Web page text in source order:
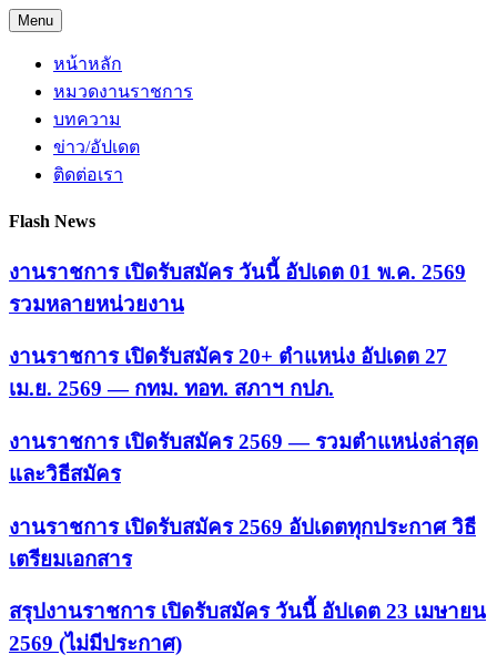
Skip
to
content
Menu
หน้าหลัก
หมวดงานราชการ
บทความ
ข่าว/อัปเดต
ติดต่อเรา
Flash News
งานราชการ เปิดรับสมัคร วันนี้ อัปเดต 01 พ.ค. 2569
รวมหลายหน่วยงาน
งานราชการ เปิดรับสมัคร 20+ ตำแหน่ง อัปเดต 27
เม.ย. 2569 — กทม. ทอท. สภาฯ กปภ.
งานราชการ เปิดรับสมัคร 2569 — รวมตำแหน่งล่าสุด
และวิธีสมัคร
งานราชการ เปิดรับสมัคร 2569 อัปเดตทุกประกาศ วิธี
เตรียมเอกสาร
สรุปงานราชการ เปิดรับสมัคร วันนี้ อัปเดต 23 เมษายน
2569 (ไม่มีประกาศ)